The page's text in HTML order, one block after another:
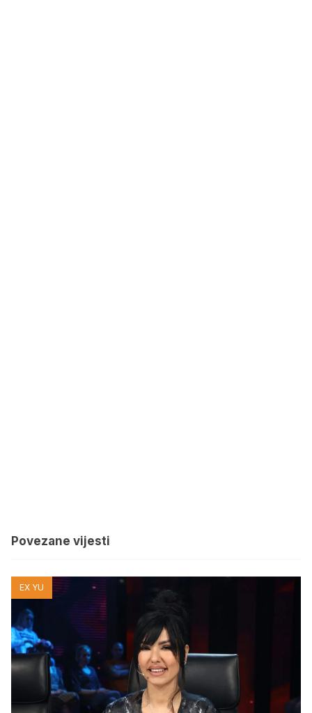
Povezane vijesti
EX YU